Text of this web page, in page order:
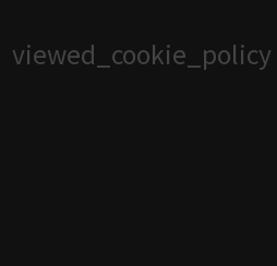
viewed_cookie_policy